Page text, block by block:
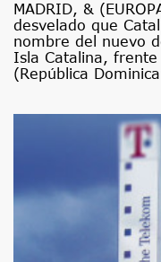
MADRID, &
desvelado que
nombre del nuevo
Isla Catalina,
(República